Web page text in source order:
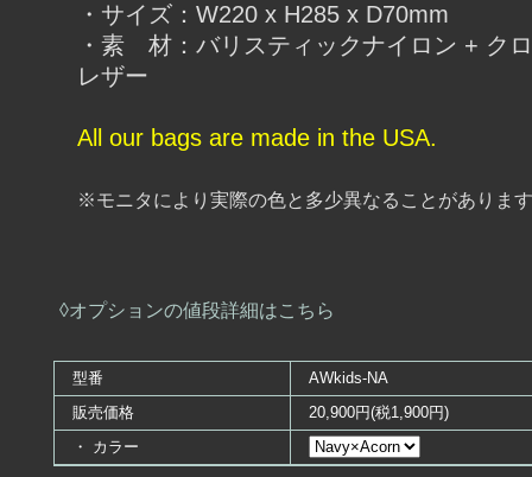
・サイズ：W220 x H285 x D70mm
・素 材：バリスティックナイロン + ク
レザー
All our bags are made in the USA.
※モニタにより実際の色と多少異なることがありま
◊オプションの値段詳細はこちら
型番
AWkids-NA
販売価格
20,900円(税1,900円)
・ カラー